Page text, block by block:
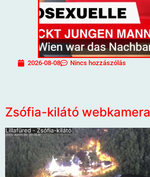
2026-08-08 Nincs hozzászólás
Zsófia-kilátó webkamera